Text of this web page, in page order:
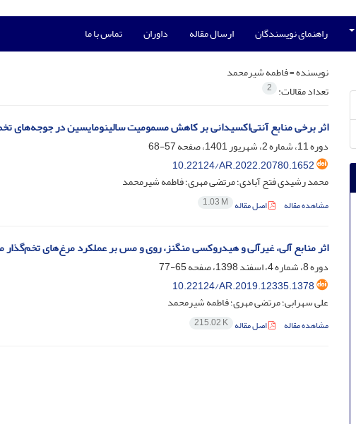
راهنمای نویسندگان ارسال مقاله داوران تماس با ما
نویسنده =فاطمه شیرمحمد
تعداد مقالات: 2
اثر برخی منابع آنتی‌اکسیدانی بر کاهش مسمومیت سالینومایسین در جوجه‌های
دوره 11، شماره 2، شهریور 1401، صفحه
57-68
10.22124/AR.2022.20780.1652
محمد رشیدی فتح آبادی؛ مرتضی مهری؛ فاطمه شیرمحمد
مشاهده مقاله اصل مقاله 1.03 M
اثر منابع آلی، غیرآلی و هیدروکسی منگنز، روی و مس بر عملکرد مرغ‌های
دوره 8، شماره 4، اسفند 1398، صفحه
65-77
10.22124/AR.2019.12335.1378
علی سهرابی؛ مرتضی مهری؛ فاطمه شیرمحمد
مشاهده مقاله اصل مقاله 215.02 K